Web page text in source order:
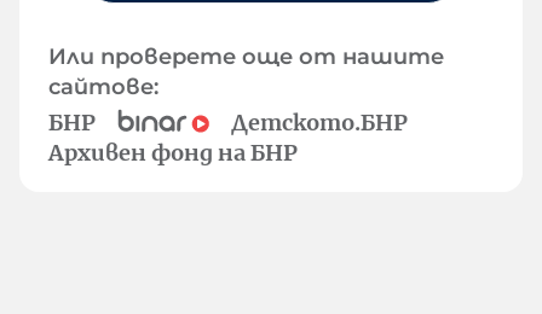
Или проверете още от нашите
сайтове:
БНР
Детското.БНР
Архивен фонд на БНР